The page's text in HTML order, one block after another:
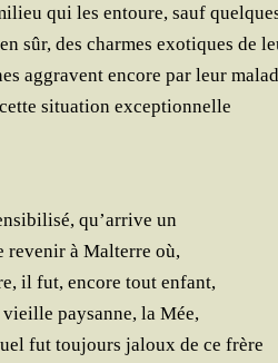
qui les entoure, sauf
sûr, des charmes exo­tiques de
aggravent encore par leur
situa­tion exceptionnelle
qu’arrive un
reve­nir à Mal­terre où,
il fut, encore tout enfant,
pay­sanne, la Mée,
fut tou­jours jaloux de ce frère